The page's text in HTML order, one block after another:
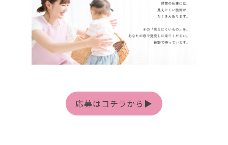
応募はコチラから▶